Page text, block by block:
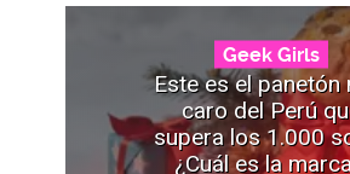
Geek Girls
Este es el panetón
caro del Perú
supera los 1.000
¿Cuál es la